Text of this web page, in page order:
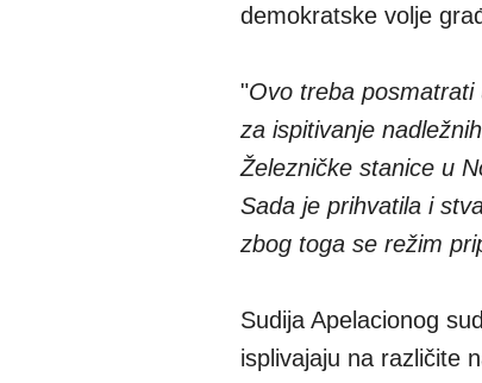
demokratske volje
"Ovo treba posmatrati
za ispitivanje
Železničke stanice u
Sada je prihvatila i
zbog toga se režim
Sudija Apelacionog
isplivajaju na različite